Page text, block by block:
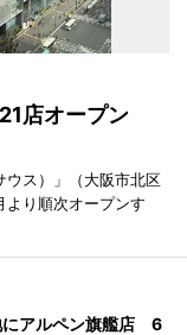
店オープン
ウス）」（大阪市北区
より順次オープンす
にアルペン旗艦店 6